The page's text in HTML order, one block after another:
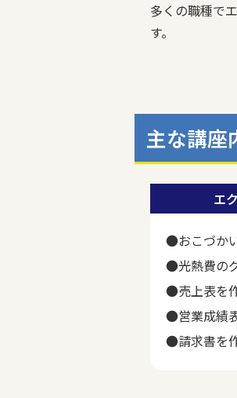
多くの職種で
す。
主な講座
エ
●おこづか
●光熱費の
●売上表を
●営業成績
●請求書を